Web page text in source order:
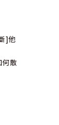
]他
何散